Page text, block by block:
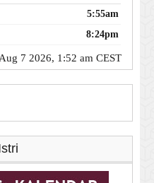
5:55am
8:24pm
7 2026, 1:52 am CEST